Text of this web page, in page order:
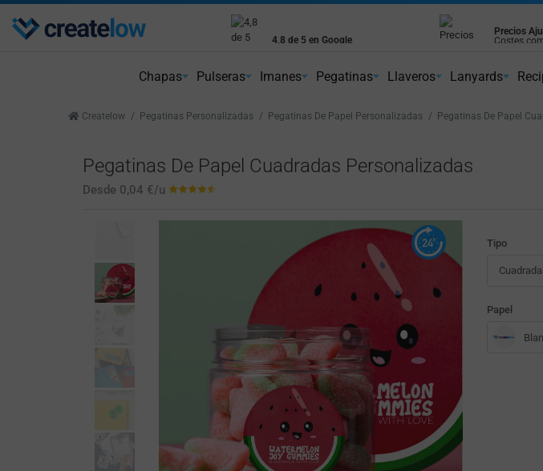
Envío gratis
Peninsular a partir de 75€
4,8 de 5 en Google
Precios
Costes
Chapas Pulseras Imanes Pegatinas Llaveros Lanyards
Createlow Pegatinas Personalizadas Pegatinas De Papel Personalizadas Pegatinas De Papel
Pegatinas De Papel Cuadradas Personalizadas
Desde 0,04 €/u
Tipo
Papel